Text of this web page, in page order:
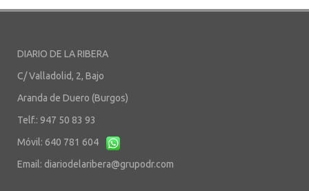
DIARIO DE LA RIBERA
C/ Valladolid, 2, Bajo
Aranda de Duero (Burgos)
Telf.: 947 50 83 93
Móvil: 640 781 604
Email: diariodelaribera@grupodr.com